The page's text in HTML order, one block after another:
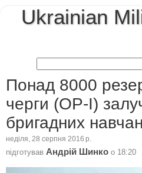
Ukrainian
Понад 8000
черги (ОР-І)
бригадних
неділя, 28 серпня 2016 р.
підготував Андрій Шинко о 18:20